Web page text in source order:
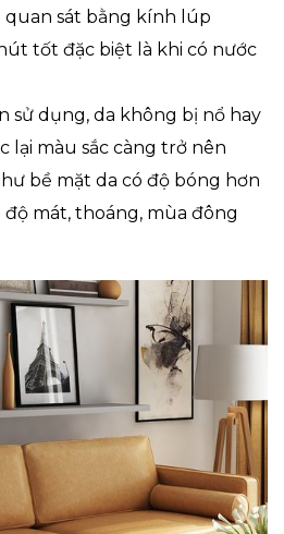
sát bằng kính lúp
tốt đặc biệt là khi có nước
sử dụng, da không bị nổ hay
lại màu sắc càng trở nên
bề mặt da có độ bóng hơn
mát, thoáng, mùa đông